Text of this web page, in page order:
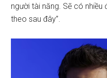
người tài năng. Sẽ có nhiều
theo sau đây”.